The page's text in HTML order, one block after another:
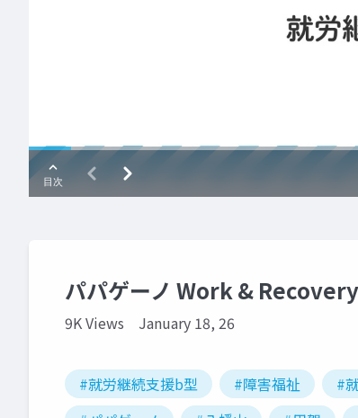
パパゲーノ Work &
9K Views January 18, 26
#就労継続支援b型 #障害福祉 #